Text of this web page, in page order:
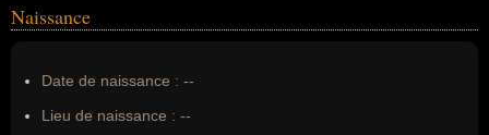
Nom de famille :M'jid
Naissance
Date de naissance : --
Lieu de naissance : --